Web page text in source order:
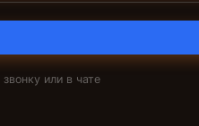
или в чате